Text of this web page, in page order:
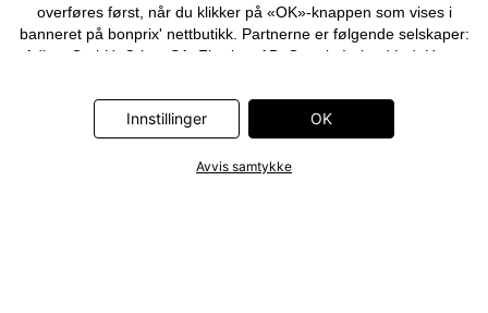
overføres først, når du klikker på «OK»-knappen som vises i
banneret på bonprix' nettbutikk. Partnerne er følgende selskaper:
Adjust GmbH, Criteo SA, Flowbox AB, Google Ireland Ltd, Hurra
Ireland Ltd, Microsoft Ireland Operations Ltd, Pinterest Europe
Ltd, RTB-House GmbH, Snap Group Ltd, TikTok Information
Technologies UK Ltd. Ytterligere informasjon om
databehandlingene utført av disse partnerne finner du i
Innstillinger OK
Avvis samtykke